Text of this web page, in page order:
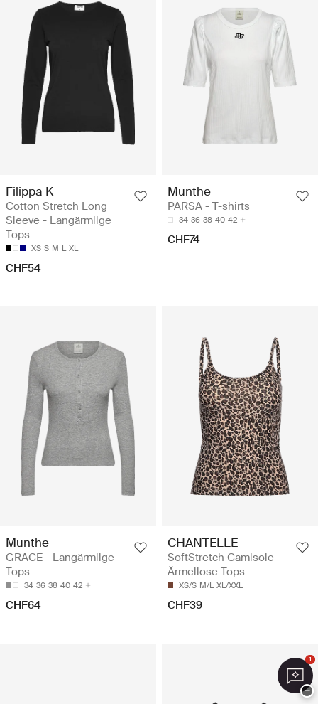
Filippa K
Cotton Stretch Long
Sleeve - Langärmlige
Tops
XS S M L XL
CHF54
Munthe
PARSA - T-shirts
34 36 38 40 42
CHF74
Munthe
GRACE - Langärmlige
Tops
34 36 38 40 42
CHF64
CHANTELLE
SoftStretch Camisole -
Ärmellose Tops
XS/S M/L XL/XXL
CHF39
1
−